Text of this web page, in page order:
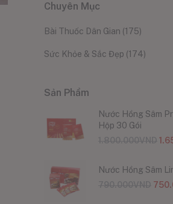
Chuyên Mục
Bài Thuốc Dân Gian (175)
Sức Khỏe & Sắc Đẹp (174)
Sản Phẩm
Nước Hồng Sâm
Hộp 30 Gói
Nước Hồng Sâm